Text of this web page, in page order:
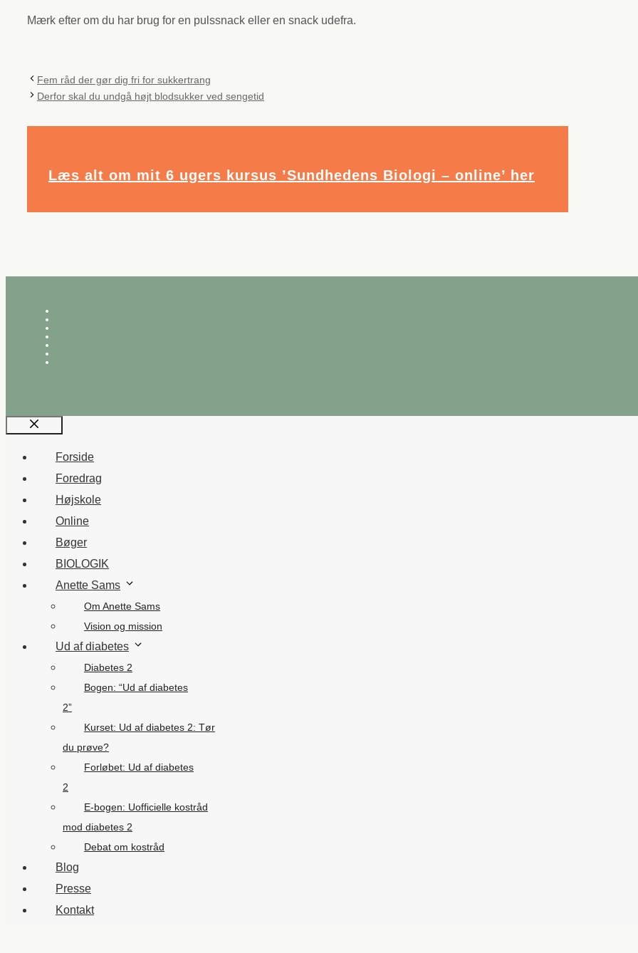
Mærk efter om du har brug for en pulssnack eller en snack udefra.
Fem råd der gør dig fri for sukkertrang
Derfor skal du undgå højt blodsukker ved sengetid
Læs alt om mit 6 ugers kursus ’Sundhedens Biologi – online’ her
Luk
Forside
Foredrag
Højskole
Online
Bøger
BIOLOGIK
Anette Sams
Om Anette Sams
Vision og mission
Ud af diabetes
Diabetes 2
Bogen: “Ud af diabetes
2”
Kurset: Ud af diabetes 2: Tør
du prøve?
Forløbet: Ud af diabetes
2
E-bogen: Uofficielle kostråd
mod diabetes 2
Debat om kostråd
Blog
Presse
Kontakt